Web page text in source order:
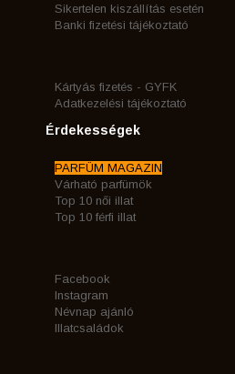
Sikertelen kiszállítás esetén
Banki fizetési tájékoztató
Kártyás fizetés - GYFK
Adatkezelési tájékoztató
Érdekességek
PARFÜM MAGAZIN
Várható parfümök
Top 10 női illat
Top 10 férfi illat
Facebook
Instagram
Névnap ajánló
Illatcsaládok